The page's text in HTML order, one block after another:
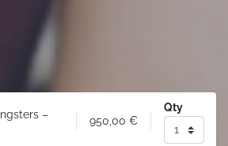
–
950,00 €
Qty